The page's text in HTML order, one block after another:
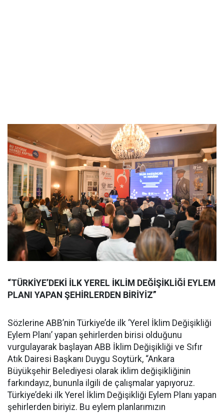
“TÜRKİYE’DEKİ İLK YEREL İKLİM DEĞİŞİKLİĞİ EYLEM
PLANI YAPAN ŞEHİRLERDEN BİRİYİZ”
Sözlerine ABB’nin Türkiye’de ilk ‘Yerel İklim Değişikliği
Eylem Planı’ yapan şehirlerden birisi olduğunu
vurgulayarak başlayan ABB İklim Değişikliği ve Sıfır
Atık Dairesi Başkanı Duygu Soytürk, “Ankara
Büyükşehir Belediyesi olarak iklim değişikliğinin
farkındayız, bununla ilgili de çalışmalar yapıyoruz.
Türkiye’deki ilk Yerel İklim Değişikliği Eylem Planı yapan
şehirlerden biriyiz. Bu eylem planlarımızın